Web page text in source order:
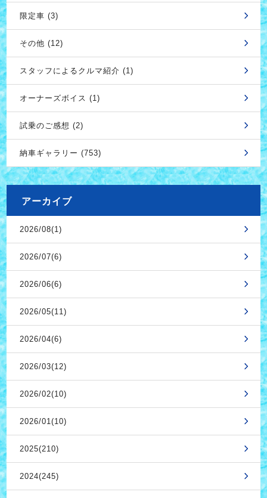
限定車 (3)
その他 (12)
スタッフによるクルマ紹介 (1)
オーナーズボイス (1)
試乗のご感想 (2)
納車ギャラリー (753)
アーカイブ
2026/08(1)
2026/07(6)
2026/06(6)
2026/05(11)
2026/04(6)
2026/03(12)
2026/02(10)
2026/01(10)
2025(210)
2024(245)